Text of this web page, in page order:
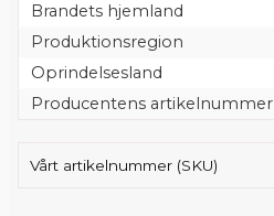
Brandets hjemland
Produktionsregion
Oprindelsesland
Producentens artikelnummer
Vårt artikelnummer (SKU)